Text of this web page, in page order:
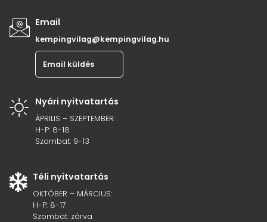
Email
kempingvilag@kempingvilag.hu
Email küldés
Nyári nyitvatartás
ÁPRILIS – SZEPTEMBER:
H-P: 8-18
Szombat: 9-13
Téli nyitvatartás
OKTÓBER – MÁRCIUS:
H-P: 8-17
Szombat: zárva